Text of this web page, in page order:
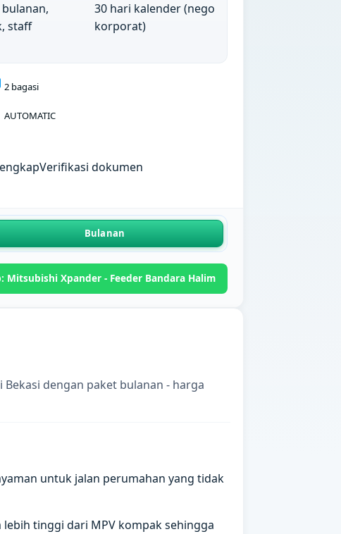
staff
30 hari kalender (nego
korporat)
2 bagasi
AUTOMATIC
Verifikasi dokumen
Bulanan
Mitsubishi Xpander - Feeder Bandara Halim
dengan paket bulanan - harga
untuk jalan perumahan yang tidak
tinggi dari MPV kompak sehingga